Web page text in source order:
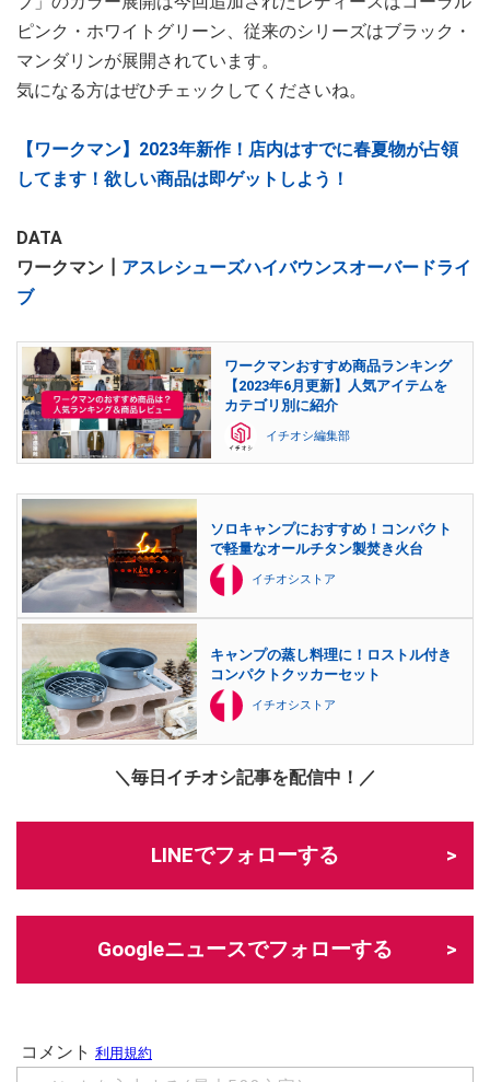
ピンク・ホワイトグリーン、従来のシリーズはブラック・
マンダリンが展開されています。
気になる方はぜひチェックしてくださいね。
【ワークマン】2023年新作！店内はすでに春夏物が占領
してます！欲しい商品は即ゲットしよう！
DATA
ワークマン┃ アスレシューズハイバウンスオーバードライ
ブ
ワークマンおすすめ商品ランキング
【2023年6月更新】人気アイテムを
カテゴリ別に紹介
イチオシ編集部
ソロキャンプにおすすめ！コンパクト
で軽量なオールチタン製焚き火台
イチオシストア
キャンプの蒸し料理に！ロストル付き
コンパクトクッカーセット
イチオシストア
＼毎日イチオシ記事を配信中！／
LINEでフォローする
Googleニュースでフォローする